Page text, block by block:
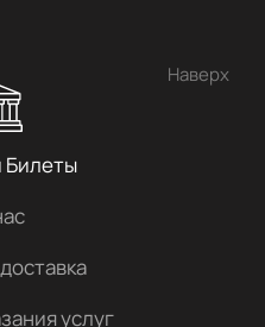
Наверх
услуг